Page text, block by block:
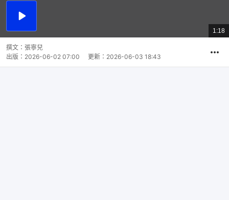
播
總
共
1:18
撰文： 張寧兒
出版： 2026-06-02 07:00 更新： 2026-06-03 18:43